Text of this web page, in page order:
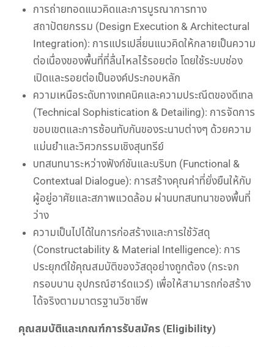
การถ่ายทอดแนวคิดและการบูรณาการทาง
สถาปัตยกรรม (Design Execution & Architectural
Integration): การแปรเปลี่ยนแนวคิดให้กลายเป็นความ
ต่อเนื่องของพื้นที่ที่ลื่นไหลไร้รอยต่อ โดยใช้ระบบช่อง
เปิดและรอยต่อเป็นองค์ประกอบหลัก
ความเหนือระดับทางเทคนิคและความประณีตของดีเทล
(Technical Sophistication & Detailing): การจัดการ
ขอบเขตและการซ้อนทับกันของระนาบต่างๆ ด้วยความ
แม่นยำและวิศวกรรมเชิงสุนทรีย์
บทสนทนาระหว่างฟังก์ชันและบริบท (Functional &
Contextual Dialogue): การสร้างคุณค่าที่ยั่งยืนให้กับ
ผู้อยู่อาศัยและสภาพแวดล้อม ผ่านบทสนทนาของพื้นที่
ว่าง
ความเป็นไปได้ในการก่อสร้างและการใช้วัสดุ
(Constructability & Material Intelligence): การ
ประยุกต์ใช้คุณสมบัติของวัสดุอย่างถูกต้อง (กระจก
กรอบบาน อุปกรณ์ฮาร์ดแวร์) เพื่อให้สามารถก่อสร้าง
ได้จริงตามมาตรฐานวิชาชีพ
คุณสมบัติและเกณฑ์การรับสมัคร (Eligibility)